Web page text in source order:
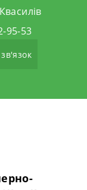
95-53